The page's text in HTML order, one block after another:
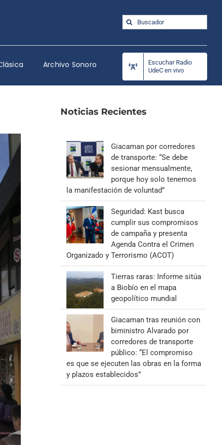
Buscar:
Archivo Sonoro
Escuchar Radio
UdeC en vivo
Noticias Recientes
Giacaman por corredores
de transporte: “Se debe
sesionar mensualmente,
porque hoy solo tenemos
la manifestación de voluntad”
Seguridad: Kast busca
cumplir sus compromisos
de campaña y presenta
Agenda Contra el Crimen
Organizado y Terrorismo (ACOT)
Tierras raras: Informe sitúa
a Biobío en el mapa
geopolítico mundial
Giacaman tras reunión con
biministro Alvarado por
corredores de transporte
público: “El compromiso
es que se ejecuten las obras en la forma
y plazos establecidos”